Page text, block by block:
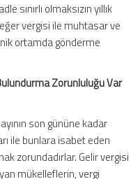
sınırlı olmaksızın yıllık
vergisi ile muhtasar ve
ortamda gönderme
Zorunluluğu Var
son gününe kadar
ile bunlara isabet eden
zorundadırlar. Gelir vergisi
mükelleflerin, vergi